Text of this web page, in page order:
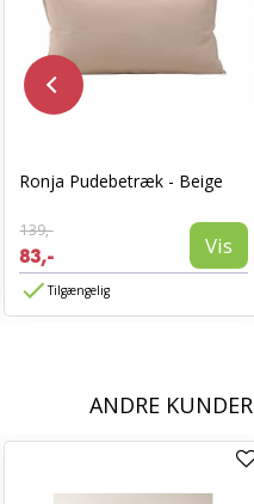
Ronja Pudebetræk - Beige
139,-
83,- Vis
Tilgængelig
ANDRE